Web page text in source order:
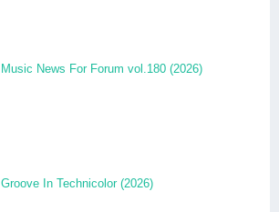
Music News For Forum vol.180 (2026)
Groove In Technicolor (2026)